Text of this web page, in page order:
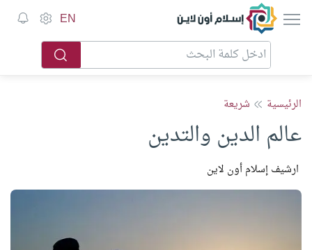
إسلام أون لاين EN
الرئيسية شريعة
عالم الدين والتدين
ارشيف إسلام أون لاين